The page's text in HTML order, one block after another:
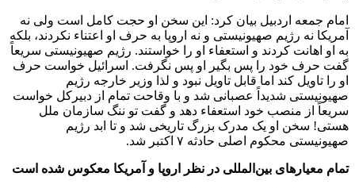
امام جمعه اردبیل بیان کرد: این سخن او حجت کامل است ولی نه
آمریکا نه رژیم صهیونیستی و نه اروپا به حرف او اعتناء نکردند، بلکه
به او اهانت کردند و استعفاء او را خواستند. رژیم صهیونیستی سریعاً
گفت حرف خود را پس بگیر او پس نگرفت. اسرائیل خواست حرف
او را تاویل کند اما قابل تاویل نبود و لذا وزیر خارجه رژیم
صهیونیستی شدیداً عصبانی شد و با وقاحت تمام از دبیرکل خواست
سریعاً از منصب خود استعفاء دهد و گفت تو ننگ سازمان ملل
هستی! سخن او یک مدرک بزرگ تاریخی شد و تا ابد رژیم
صهیونیستی محکوم اصلی حادثه ۷ اکتبر شد.
تمام معیارهای بین‌المللی در نظر اروپا و آمریکا معکوس شده است